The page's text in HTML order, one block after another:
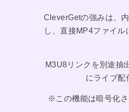
CleverGetの強みは、
し、直接MP4ファイ
M3U8リンクを別途抽
にライブ配
※この機能は暗号化さ